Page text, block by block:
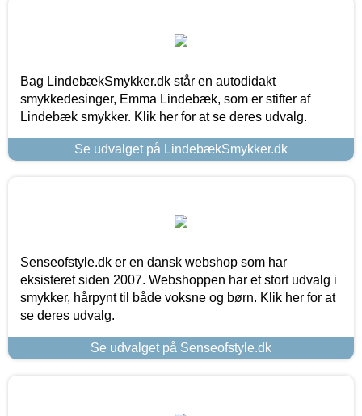
Bag LindebækSmykker.dk står en autodidakt
smykkedesinger, Emma Lindebæk, som er stifter af
Lindebæk smykker. Klik her for at se deres udvalg.
Se udvalget på LindebækSmykker.dk
Senseofstyle.dk er en dansk webshop som har
eksisteret siden 2007. Webshoppen har et stort udvalg i
smykker, hårpynt til både voksne og børn. Klik her for at
se deres udvalg.
Se udvalget på Senseofstyle.dk